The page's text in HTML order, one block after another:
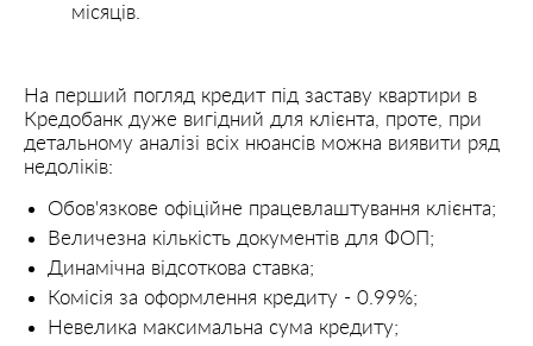
місяців.
На перший погляд кредит під заставу квартири в
Кредобанк дуже вигідний для клієнта, проте, при
детальному аналізі всіх нюансів можна виявити ряд
недоліків:
Обов'язкове офіційне працевлаштування клієнта;
Величезна кількість документів для ФОП;
Динамічна відсоткова ставка;
Комісія за оформлення кредиту - 0.99%;
Невелика максимальна сума кредиту;